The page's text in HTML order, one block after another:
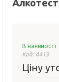
В наявності
Код: 4419
Ціну